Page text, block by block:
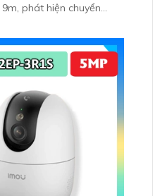
phát hiện chuyển